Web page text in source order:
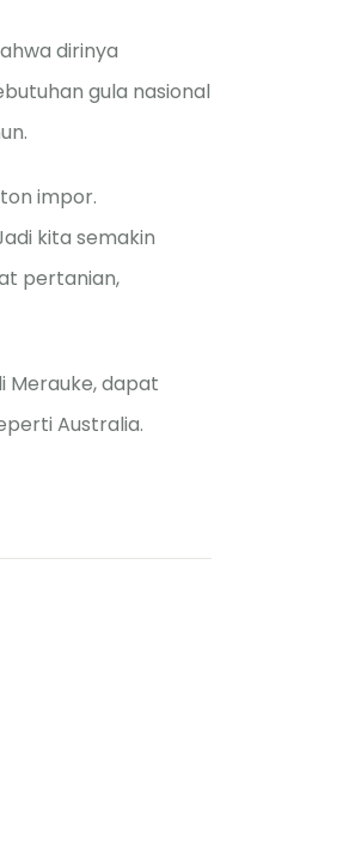
dirinya
gula nasional
impor.
kita semakin
pertanian,
Merauke, dapat
Australia.